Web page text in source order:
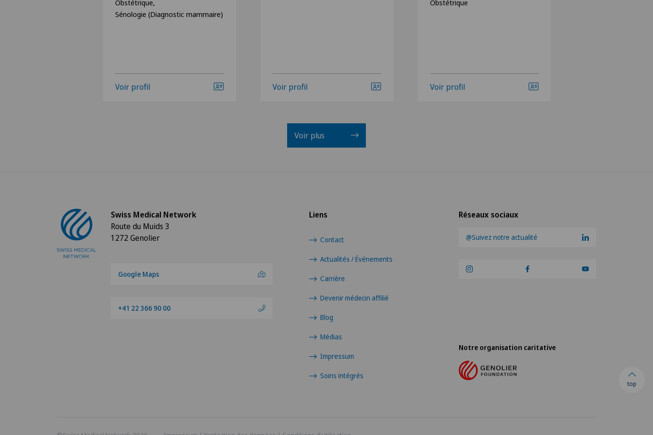
Obstétrique,
Sénologie (Diagnostic mammaire)
Voir profil Voir profil
Obstétrique
Voir profil
Voir plus
Réseaux sociaux
@Suivez notre actualité
Liens
Contact
Actualités / Événements
Carrière
Devenir médecin affilié
Blog
Médias
Impressum
Soins intégrés
Swiss Medical Network
Route du Muids 3
1272 Genolier
Google Maps
+41 22 366 90 00
Notre organisation caritative
top